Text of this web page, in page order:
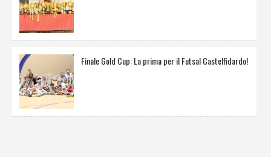
Finale Gold Cup: La prima per il Futsal Castelfidardo!